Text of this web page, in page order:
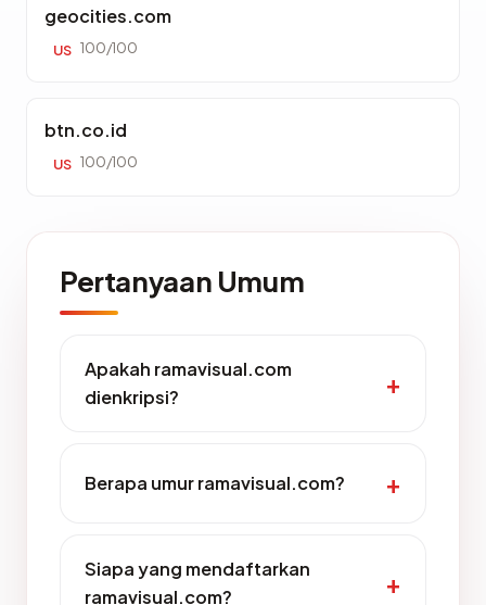
geocities.com
US 100/100
btn.co.id
US 100/100
Pertanyaan Umum
Apakah ramavisual.com
dienkripsi?
Berapa umur ramavisual.com?
Siapa yang mendaftarkan
ramavisual.com?